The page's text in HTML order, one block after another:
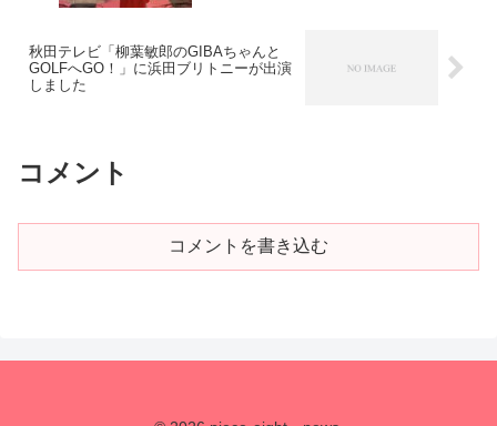
秋田テレビ「柳葉敏郎のGIBAちゃんと
GOLFへGO！」に浜田ブリトニーが出演
しました
コメント
コメントを書き込む